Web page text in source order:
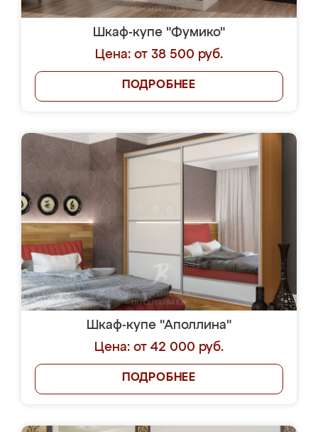
Шкаф-купе "Фумико"
Цена: от 38 500 руб.
ПОДРОБНЕЕ
Шкаф-купе "Аполлина"
Цена: от 42 000 руб.
ПОДРОБНЕЕ